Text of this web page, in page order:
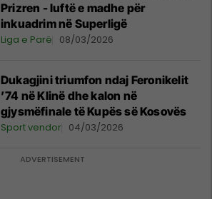
Prizren - luftë e madhe për
inkuadrim në Superligë
Liga e Parë 08/03/2026
Dukagjini triumfon ndaj Feronikelit
’74 në Klinë dhe kalon në
gjysmëfinale të Kupës së Kosovës
Sport vendor 04/03/2026